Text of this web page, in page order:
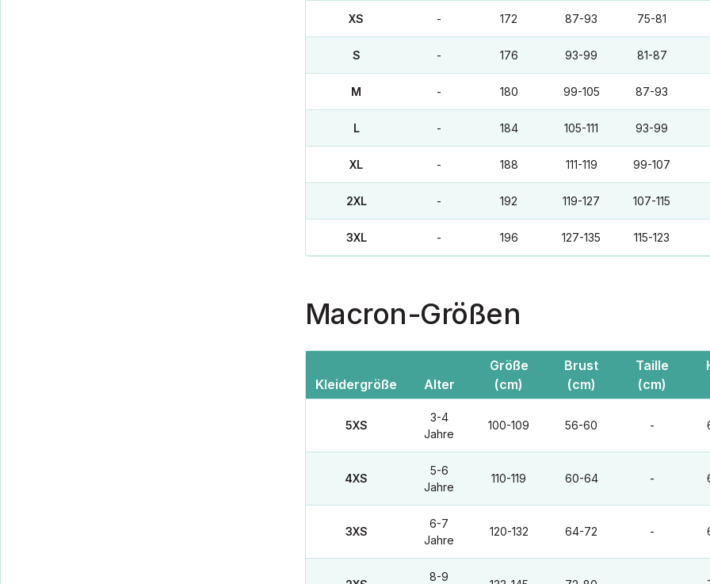
XS - 172 87-93 75-81
S - 176 93-99 81-87
M - 180 99-105 87-93
L - 184 105-111 93-99
XL - 188 111-119 99-107
2XL - 192 119-127 107-115
3XL - 196 127-135 115-123
Macron-Größen
Kleidergröße Alter
Größe
(cm)
Brust
(cm)
Taille
(cm)
5XS
3-4
Jahre
100-109 56-60 -
4XS
5-6
Jahre
110-119 60-64 -
3XS
6-7
Jahre
120-132 64-72 -
8-9